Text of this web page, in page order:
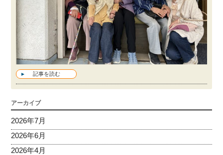
記事を読む
アーカイブ
2026年7月
2026年6月
2026年4月